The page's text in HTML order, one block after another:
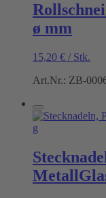
ø mm
15,20 € / Stk.
Art.Nr.: ZB-